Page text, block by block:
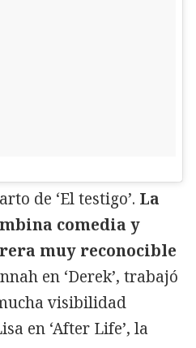
de ‘El testigo’. La
comedia y
muy reconocible
en ‘Derek’, trabajó
visibilidad
en ‘After Life’, la